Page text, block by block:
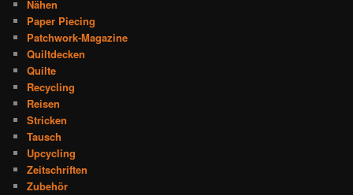
Nähen
Paper Piecing
Patchwork-Magazine
Quiltdecken
Quilte
Recycling
Reisen
Stricken
Tausch
Upcycling
Zeitschriften
Zubehör